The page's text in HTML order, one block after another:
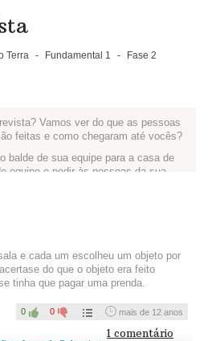
Terra - Fundamental 1 - Fase 2
Vamos ver do que as pessoas
feitas e como chegaram até vocês?
balde de sua equipe para a casa de
equipe e pedir às pessoas da sua
dos objetos e contar para você do
podem te surpreender!
entrevista(s) publicando no
abaixo(se for vídeo) ou postando
e cada um escolheu um objeto por
do que o objeto era feito
tinha que pagar uma prenda.
0 0 mais de 12 anos
1 comentário